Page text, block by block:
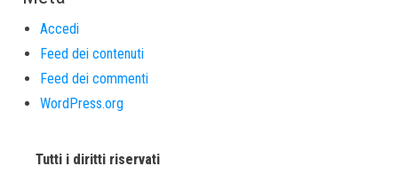
Accedi
Feed dei contenuti
Feed dei commenti
WordPress.org
Tutti i diritti riservati